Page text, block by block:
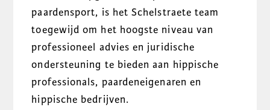
paardensport, is het Schelstraete team
toegewijd om het hoogste niveau van
professioneel advies en juridische
ondersteuning te bieden aan hippische
professionals, paardeneigenaren en
hippische bedrijven.